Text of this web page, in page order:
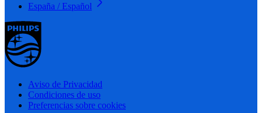
España / Español
Aviso de Privacidad
Condiciones de uso
Preferencias sobre cookies